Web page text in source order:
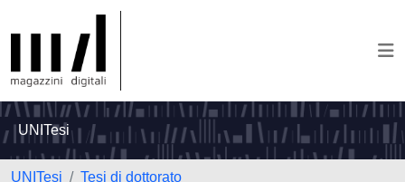
UNITesi
UNITesi
Tesi di dottorato